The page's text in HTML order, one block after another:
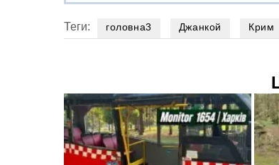
Теги: головна3 Джанкой Крим